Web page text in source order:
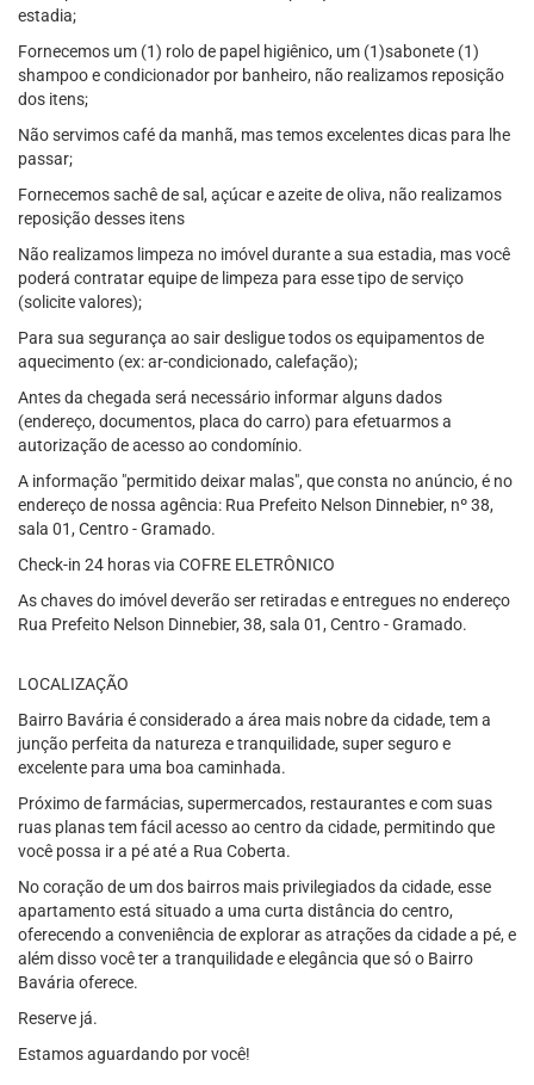
estadia;
Fornecemos um (1) rolo de papel higiênico, um (1)sabonete (1)
shampoo e condicionador por banheiro, não realizamos reposição
dos itens;
Não servimos café da manhã, mas temos excelentes dicas para lhe
passar;
Fornecemos sachê de sal, açúcar e azeite de oliva, não realizamos
reposição desses itens
Não realizamos limpeza no imóvel durante a sua estadia, mas você
poderá contratar equipe de limpeza para esse tipo de serviço
(solicite valores);
Para sua segurança ao sair desligue todos os equipamentos de
aquecimento (ex: ar-condicionado, calefação);
Antes da chegada será necessário informar alguns dados
(endereço, documentos, placa do carro) para efetuarmos a
autorização de acesso ao condomínio.
A informação "permitido deixar malas", que consta no anúncio, é no
endereço de nossa agência: Rua Prefeito Nelson Dinnebier, nº 38,
sala 01, Centro - Gramado.
Check-in 24 horas via COFRE ELETRÔNICO
As chaves do imóvel deverão ser retiradas e entregues no endereço
Rua Prefeito Nelson Dinnebier, 38, sala 01, Centro - Gramado.
LOCALIZAÇÃO
Bairro Bavária é considerado a área mais nobre da cidade, tem a
junção perfeita da natureza e tranquilidade, super seguro e
excelente para uma boa caminhada.
Próximo de farmácias, supermercados, restaurantes e com suas
ruas planas tem fácil acesso ao centro da cidade, permitindo que
você possa ir a pé até a Rua Coberta.
No coração de um dos bairros mais privilegiados da cidade, esse
apartamento está situado a uma curta distância do centro,
oferecendo a conveniência de explorar as atrações da cidade a pé, e
além disso você ter a tranquilidade e elegância que só o Bairro
Bavária oferece.
Reserve já.
Estamos aguardando por você!